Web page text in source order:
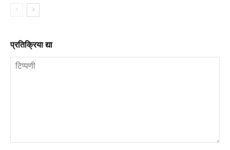
प्रतिक्रिया द्या